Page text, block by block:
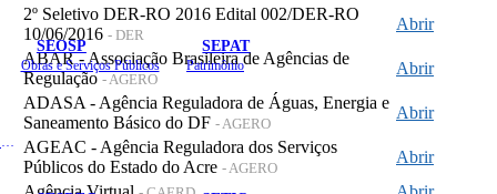
SEOSP
Obras e Serviços Públicos
SEPAT
Patrimônio
2º Seletivo DER-RO 2016 Edital 002/DER-RO
10/06/2016 - DER
Abrir
ABAR - Associação Brasileira de Agências de
Regulação- AGERO
Abrir
ADASA - Agência Reguladora de Águas, Energia e
Saneamento Básico do DF - AGERO
Abrir
AGEAC - Agência Reguladora dos Serviços
Públicos do Estado do Acre - AGERO
Abrir